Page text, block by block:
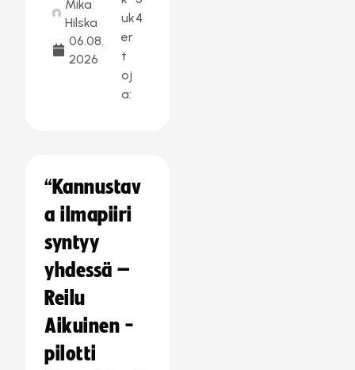
Mika
Hilska
06.08.
2026
uk
er
t
oj
a:
4
“Kannustav
a ilmapiiri
syntyy
yhdessä –
Reilu
Aikuinen -
pilotti